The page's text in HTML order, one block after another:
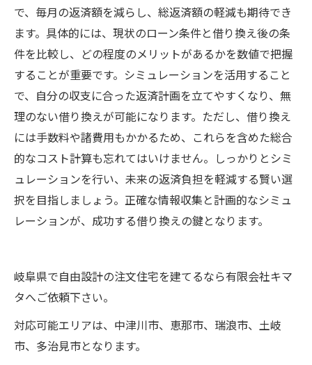
で、毎月の返済額を減らし、総返済額の軽減も期待でき
ます。具体的には、現状のローン条件と借り換え後の条
件を比較し、どの程度のメリットがあるかを数値で把握
することが重要です。シミュレーションを活用すること
で、自分の収支に合った返済計画を立てやすくなり、無
理のない借り換えが可能になります。ただし、借り換え
には手数料や諸費用もかかるため、これらを含めた総合
的なコスト計算も忘れてはいけません。しっかりとシミ
ュレーションを行い、未来の返済負担を軽減する賢い選
択を目指しましょう。正確な情報収集と計画的なシミュ
レーションが、成功する借り換えの鍵となります。
岐阜県で自由設計の注文住宅を建てるなら有限会社キマ
タへご依頼下さい。
対応可能エリアは、中津川市、恵那市、瑞浪市、土岐
市、多治見市となります。